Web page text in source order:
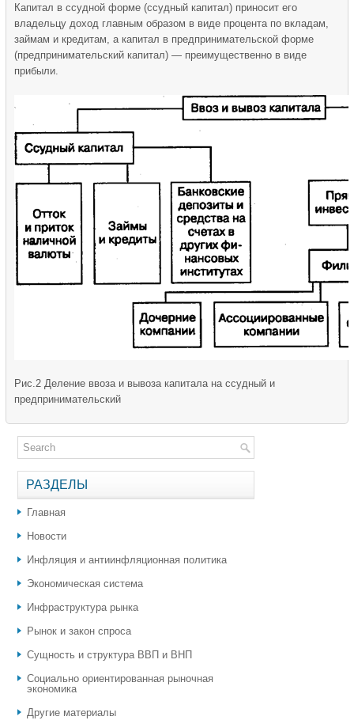
Капитал в ссудной форме (ссудный капитал) приносит его
владельцу доход главным образом в виде процента по вкладам,
займам и кредитам, а капитал в предпринимательской форме
(предпринимательский капитал) — преимущественно в виде
прибыли.
Рис.2 Деление ввоза и вывоза капитала на ссудный и
предпринимательский
РАЗДЕЛЫ
Главная
Новости
Инфляция и антиинфляционная политика
Экономическая система
Инфраструктура рынка
Рынок и закон спроса
Сущность и структура ВВП и ВНП
Социально ориентированная рыночная
экономика
Другие материалы